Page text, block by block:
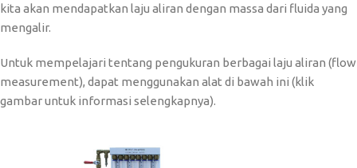
kita akan mendapatkan laju aliran dengan massa dari fluida yang
mengalir.
Untuk mempelajari tentang pengukuran berbagai laju aliran (flow
measurement), dapat menggunakan alat di bawah ini (klik
gambar untuk informasi selengkapnya).